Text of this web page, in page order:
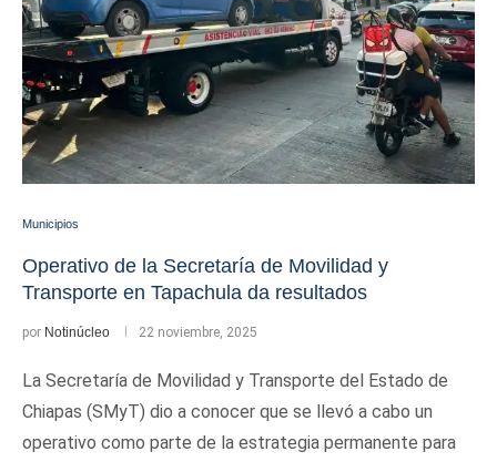
Municipios
Operativo de la Secretaría de Movilidad y
Transporte en Tapachula da resultados
por Notinúcleo 22 noviembre, 2025
La Secretaría de Movilidad y Transporte del Estado de
Chiapas (SMyT) dio a conocer que se llevó a cabo un
operativo como parte de la estrategia permanente para